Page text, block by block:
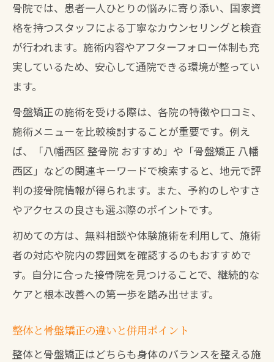
骨院では、患者一人ひとりの悩みに寄り添い、国家資
格を持つスタッフによる丁寧なカウンセリングと検査
が行われます。施術内容やアフターフォロー体制も充
実しているため、安心して通院できる環境が整ってい
ます。
骨盤矯正の施術を受ける際は、各院の特徴や口コミ、
施術メニューを比較検討することが重要です。例え
ば、「八幡西区 整骨院 おすすめ」や「骨盤矯正 八幡
西区」などの関連キーワードで検索すると、地元で評
判の接骨院情報が得られます。また、予約のしやすさ
やアクセスの良さも選ぶ際のポイントです。
初めての方は、無料相談や体験施術を利用して、施術
者の対応や院内の雰囲気を確認するのもおすすめで
す。自分に合った接骨院を見つけることで、継続的な
ケアと根本改善への第一歩を踏み出せます。
整体と骨盤矯正の違いと併用ポイント
整体と骨盤矯正はどちらも身体のバランスを整える施